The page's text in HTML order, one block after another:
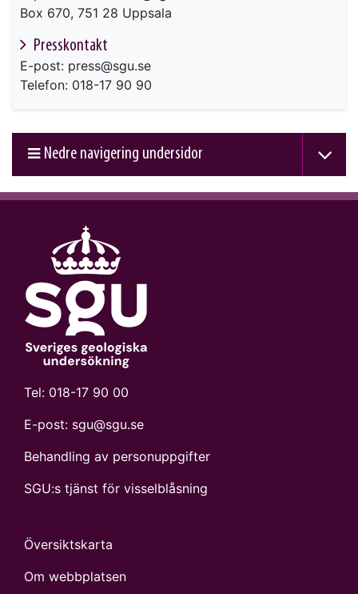
Box 670, 751 28 Uppsala
Presskontakt
E-post: press@sgu.se
Telefon: 018-17 90 90
Nedre navigering undersidor
Tel: 018-17 90 00
E-post: sgu@sgu.se
Behandling av personuppgifter
SGU:s tjänst för visselblåsning
Översiktskarta
Om webbplatsen